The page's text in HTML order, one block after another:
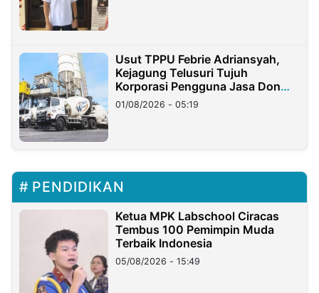
Usut TPPU Febrie Adriansyah,
Kejagung Telusuri Tujuh
Korporasi Pengguna Jasa Don
Ritto
01/08/2026 - 05:19
PENDIDIKAN
Ketua MPK Labschool Ciracas
Tembus 100 Pemimpin Muda
Terbaik Indonesia
05/08/2026 - 15:49